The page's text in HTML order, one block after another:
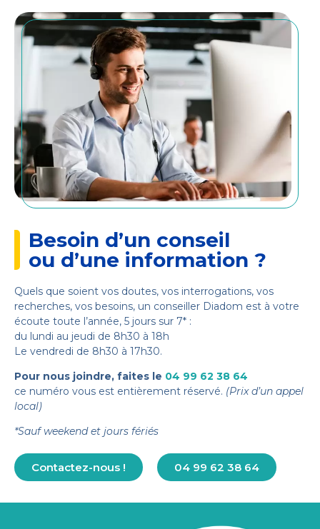
Besoin d’un conseil
ou d’une information ?
Quels que soient vos doutes, vos interrogations, vos
recherches, vos besoins, un conseiller Diadom est à votre
écoute toute l’année, 5 jours sur 7* :
du lundi au jeudi de 8h30 à 18h
Le vendredi de 8h30 à 17h30.
Pour nous joindre, faites le 04 99 62 38 64
ce numéro vous est entièrement réservé. (Prix d’un appel
local)
*Sauf weekend et jours fériés
Contactez-nous ! 04 99 62 38 64